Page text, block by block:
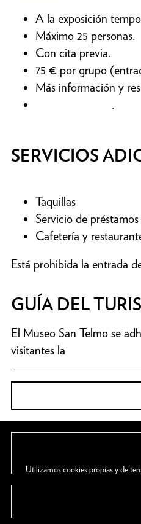
A la exposición
Máximo 25 personas.
Con cita previa.
75 € por grupo
Más información y
.
SERVICIOS
Taquillas
Servicio de
Cafetería y
Está prohibida la entrada
GUÍA DEL
El Museo San Telmo se
visitantes la
Utilizamos cookies propias y de